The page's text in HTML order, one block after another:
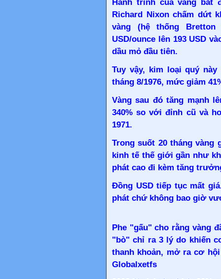
Hành trình của vàng bắt
Richard Nixon chấm dứt
vàng (hệ thống
USD/ounce lên 193 USD
dầu mỏ đầu tiên.
Tuy vậy, kim loại quý này
tháng 8/1976, mức giảm
Vàng sau đó tăng mạnh
340% so với đỉnh cũ và
1971.
Trong suốt 20 tháng vàng
kinh tế thế giới gần như
phát cao đi kèm tăng
Đồng USD tiếp tục mất
phát chứ không bao giờ
Phe "gấu" cho rằng vàng
"bò" chỉ ra 3 lý do khiến
thanh khoản, mở ra cơ
Globalxetfs